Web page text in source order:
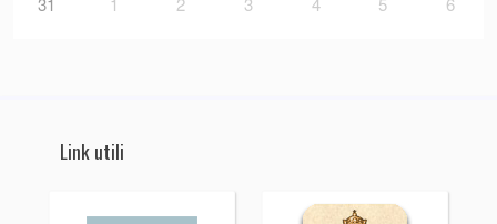
Link utili